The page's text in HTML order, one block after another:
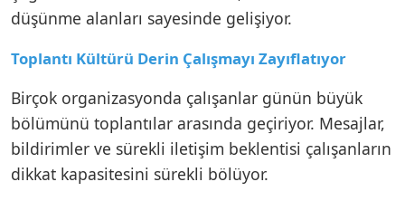
düşünme alanları sayesinde gelişiyor.
Toplantı Kültürü Derin Çalışmayı Zayıflatıyor
Birçok organizasyonda çalışanlar günün büyük
bölümünü toplantılar arasında geçiriyor. Mesajlar,
bildirimler ve sürekli iletişim beklentisi çalışanların
dikkat kapasitesini sürekli bölüyor.